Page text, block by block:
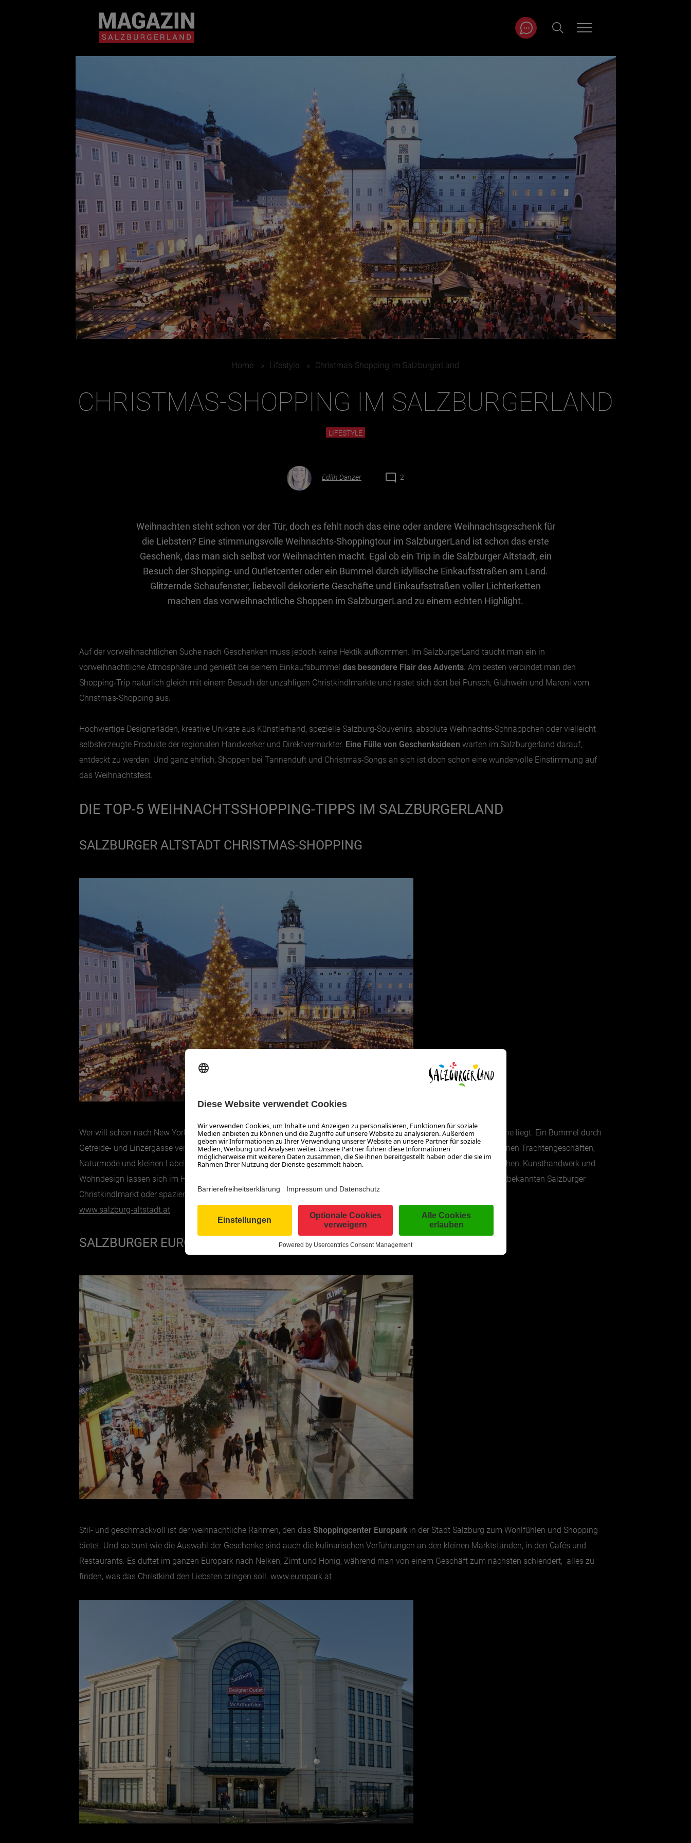
NÄHE
BEITRÄGE IN MEINER NÄHE ANZEIGEN
Essen & Trinken
Outdoor & Sport
Gesundheit
Nachhaltigkeit
Sehenswürdig
Kunst & Kultur
Brauchtum
Lifestyle
Hotel & Reise
Archiv
Februar
März
April
Mai
Juni
August
September
Oktober
November
Dezember
Home » Lifestyle » Christmas-Shopping im SalzburgerLand
CHRISTMAS-SHOPPING IM SALZBURGERLAND
LIFESTYLE
Edith Danzer 2
Weihnachten steht schon vor der Tür, doch es fehlt noch das eine oder andere Weihnachtsgeschenk für
die Liebsten? Eine stimmungsvolle Weihnachts-Shoppingtour im SalzburgerLand ist schon das erste
Geschenk, das man sich selbst vor Weihnachten macht. Egal ob ein Trip in die Salzburger Altstadt, ein
Besuch der Shopping- und Outletcenter oder ein Bummel durch idyllische Einkaufsstraßen am Land.
Glitzernde Schaufenster, liebevoll dekorierte Geschäfte und Einkaufsstraßen voller Lichterketten
machen das vorweihnachtliche Shoppen im SalzburgerLand zu einem echten Highlight.
Auf der vorweihnachtlichen Suche nach Geschenken muss jedoch keine Hektik aufkommen. Im SalzburgerLand taucht man ein in
vorweihnachtliche Atmosphäre und genießt bei seinem Einkaufsbummel das besondere Flair des Advents. Am besten verbindet man den
Shopping-Trip natürlich gleich mit einem Besuch der unzähligen Christkindlmärkte und rastet sich dort bei Punsch, Glühwein und Maroni vom
Christmas-Shopping aus.
Hochwertige Designerläden, kreative Unikate aus Künstlerhand, spezielle Salzburg-Souvenirs, absolute Weihnachts-Schnäppchen oder vielleicht
selbsterzeugte Produkte der regionalen Handwerker und Direktvermarkter. Eine Fülle von Geschenksideen warten im Salzburgerland darauf,
entdeckt zu werden. Und ganz ehrlich, Shoppen bei Tannenduft und Christmas-Songs an sich ist doch schon eine wundervolle Einstimmung auf
das Weihnachtsfest.
DIE TOP-5 WEIHNACHTSSHOPPING-TIPPS IM SALZBURGERLAND
SALZBURGER ALTSTADT CHRISTMAS-SHOPPING
Wer will schon nach New York zum Christmas-Shopping, wenn der gemütliche Flair der Salzburger Altstadt doch so nahe liegt. Ein Bummel durch
Getreide- und Linzergasse verspricht eine hohe Dichte an exklusiven Haute-Couture-Läden internationaler Designer, kleinen Trachtengeschäften,
Naturmode und kleinen Labels aus Salzburger Ateliers. Aber auch Accessoires, Schuhe, Spielwaren, Schmuck und Taschen, Kunsthandwerk und
Wohndesign lassen sich im Herzen der Stadt Salzburg bestens einkaufen. Und zwischendrin flaniert man über den weltbekannten Salzburger
Christkindlmarkt oder spaziert hinauf zum kleinen, idyllischen Adventmarkt auf der Festung Hohensalzburg.
www.salzburg-altstadt.at
SALZBURGER EUROPARK & OUTLETCENTER
Stil- und geschmackvoll ist der weihnachtliche Rahmen, den das Shoppingcenter Europark in der Stadt Salzburg zum Wohlfühlen und Shopping
bietet. Und so bunt wie die Auswahl der Geschenke sind auch die kulinarischen Verführungen an den kleinen Marktständen, in den Cafés und
Restaurants. Es duftet im ganzen Europark nach Nelken, Zimt und Honig, während man von einem Geschäft zum nächsten schlendert, alles zu
finden, was das Christkind den Liebsten bringen soll. www.europark.at